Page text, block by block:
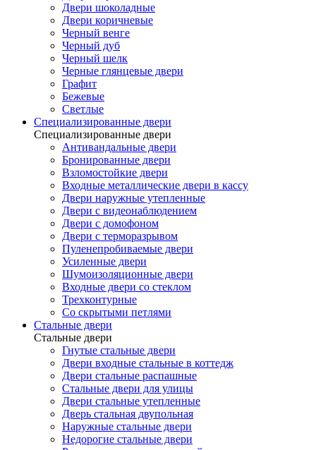
Двери шоколадные
Двери коричневые
Черный венге
Черный дуб
Черный шелк
Черные глянцевые двери
Графит
Бежевые
Светлые
Специализированные двери
Специализированные двери
Антивандальные двери
Бронированные двери
Взломостойкие двери
Входные металлические двери в кассу
Двери наружные утепленные
Двери с видеонаблюдением
Двери с домофоном
Двери с терморазрывом
Пуленепробиваемые двери
Усиленные двери
Шумоизоляционные двери
Входные двери со стеклом
Трехконтурные
Со скрытыми петлями
Стальные двери
Стальные двери
Гнутые стальные двери
Двери входные стальные в коттедж
Двери стальные распашные
Стальные двери для улицы
Двери стальные утепленные
Дверь стальная двупольная
Наружные стальные двери
Недорогие стальные двери